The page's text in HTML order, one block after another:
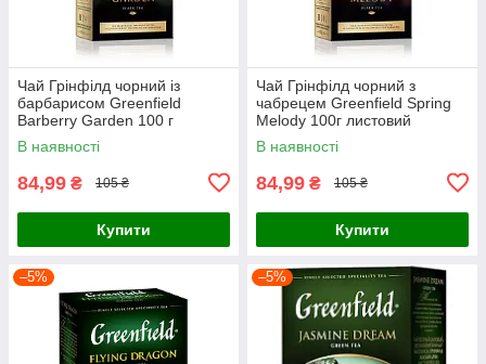
Чай Грінфілд чорний із
барбарисом Greenfield
Barberry Garden 100 г
листовий
В наявності
84,99 ₴ 105 ₴
Купити
Чай Грінфілд чорний з
чабрецем Greenfield Spring
Melody 100г листовий
В наявності
84,99 ₴ 105 ₴
Купити
–5% –5%